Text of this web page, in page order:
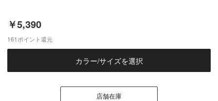
￥5,390
161 ポイント還元
カラー/サイズを選択
店舗在庫